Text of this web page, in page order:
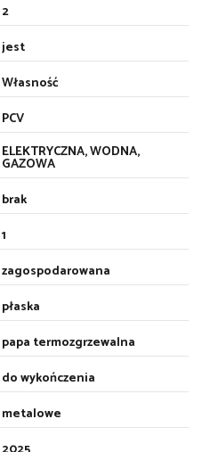
2
jest
Własność
PCV
ELEKTRYCZNA, WODNA,
GAZOWA
brak
1
zagospodarowana
płaska
papa termozgrzewalna
do wykończenia
metalowe